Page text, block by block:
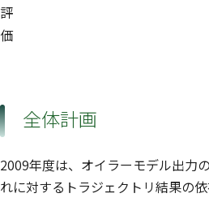
評
価
全体計画
2009年度は、オイラーモデル出力
れに対するトラジェクトリ結果の